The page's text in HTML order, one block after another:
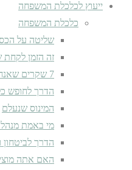
ייעוץ לכלכלת המשפחה
כלכלת המשפחה
שליטה על
זה הזמן
7 שקרים שאנחנו מספרים לעצמנו על הכסף
הדרך לחופש
המינוס שנעלם
מי באמת
הדרך
האם אתה